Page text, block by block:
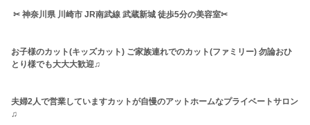
✂︎ 神奈川県 川崎市 JR南武線 武蔵新城 徒歩5分の美容室✂︎
お子様のカット(キッズカット) ご家族連れでのカット(ファミリー) 勿論おひ
とり様でも大大大歓迎♫
夫婦2人で営業していますカットが自慢のアットホームなプライベートサロン
♫